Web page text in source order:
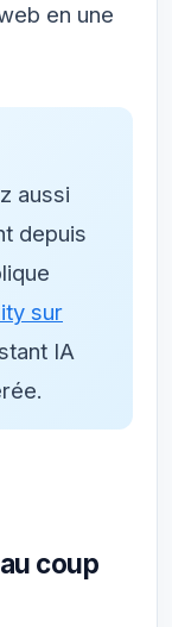
en une
aussi
depuis
sur
IA
coup